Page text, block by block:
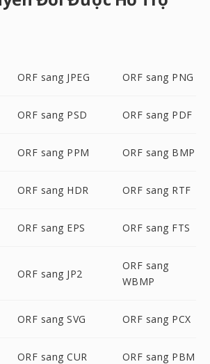
ORF sang JPEG ORF sang PNG
ORF sang PSD ORF sang PDF
ORF sang PPM ORF sang BMP
ORF sang HDR ORF sang RTF
ORF sang EPS ORF sang FTS
ORF sang JP2
ORF sang
WBMP
ORF sang SVG ORF sang PCX
ORF sang CUR ORF sang PBM